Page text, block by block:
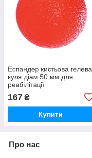
Еспандер кистьова гелева
куля діам.50 мм для
реабілітації
167 ₴
Купити
Про нас